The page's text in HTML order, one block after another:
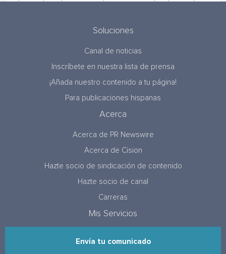
Soluciones
Canal de noticias
Inscríbete en nuestra lista de prensa
¡Añada nuestro contenido a tu página!
Para publicaciones hispanas
Acerca
Acerca de PR Newswire
Acerca de Cision
Hazte socio de sindicación de contenido
Hazte socio de canal
Carreras
Mis Servicios
Envía tu comunicado